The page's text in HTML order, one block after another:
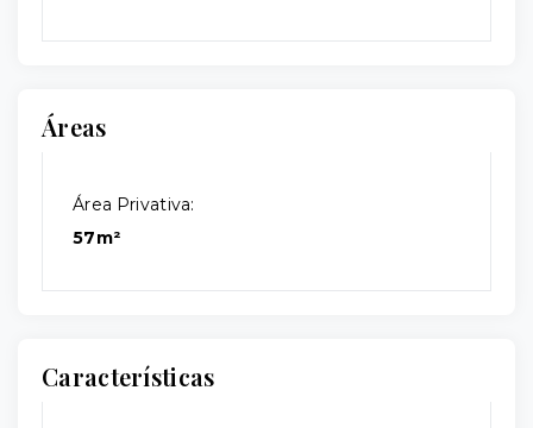
Áreas
Área Privativa:
57m²
Características